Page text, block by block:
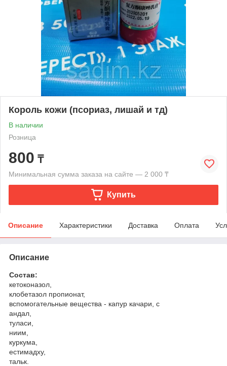
Король кожи (псориаз, лишай и тд)
В наличии
Розница
800 ₸
Минимальная сумма заказа на сайте — 2 000 ₸
Купить
Описание Характеристики Доставка Оплата
Описание
Состав:
кетоконазол,
клобетазол пропионат,
вспомогательные вещества - капур качари, с
андал,
туласи,
ниим,
куркума,
естимадху,
тальк.